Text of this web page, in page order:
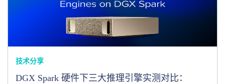
技术分享
DGX Spark 硬件下三大推理引擎实测对比：